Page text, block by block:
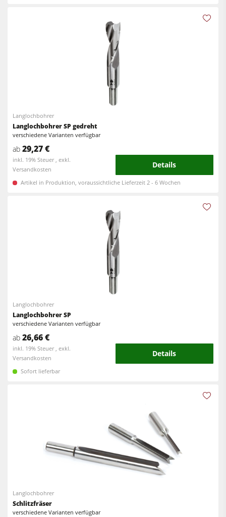
Automatisierung & Materialhandling
Langlochbohrer
Langlochbohrer SP gedreht
verschiedene Varianten verfügbar
ab 29,27 €
inkl. 19% Steuer , exkl.
Versandkosten
Details
Artikel in Produktion, voraussichtliche Lieferzeit 2 - 6 Wochen
Langlochbohrer
Langlochbohrer SP
verschiedene Varianten verfügbar
ab 26,66 €
inkl. 19% Steuer , exkl.
Versandkosten
Details
Sofort lieferbar
Langlochbohrer
Schlitzfräser
verschiedene Varianten verfügbar